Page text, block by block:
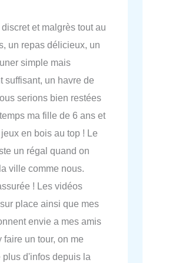
et malgrès tout au
un repas délicieux, un
simple mais
suffisant, un havre de
serions bien restées
ma fille de 6 ans et
en bois au top ! Le
un régal quand on
ville comme nous.
! Les vidéos
place ainsi que mes
envie a mes amis
faire un tour, on me
plus d'infos depuis la